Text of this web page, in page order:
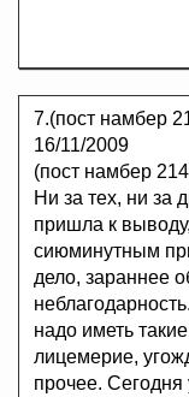
7.(пост намбер
16/11/2009
(пост намбер
Ни за тех, ни за
пришла к
сиюминутным
дело, зараннее
надо иметь
лицемерие,
прочее. Сегодня